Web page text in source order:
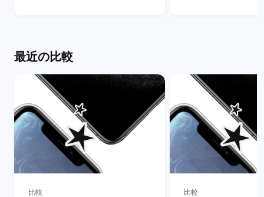
最近の比較
比較 比較